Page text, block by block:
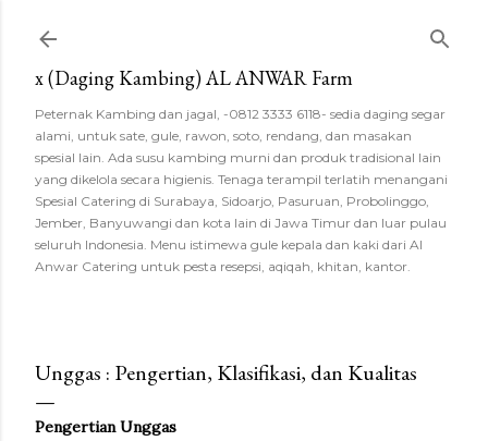
x (Daging Kambing) AL ANWAR Farm
Peternak Kambing dan jagal, -0812 3333 6118- sedia daging segar
alami, untuk sate, gule, rawon, soto, rendang, dan masakan
spesial lain. Ada susu kambing murni dan produk tradisional lain
yang dikelola secara higienis. Tenaga terampil terlatih menangani
Spesial Catering di Surabaya, Sidoarjo, Pasuruan, Probolinggo,
Jember, Banyuwangi dan kota lain di Jawa Timur dan luar pulau
seluruh Indonesia. Menu istimewa gule kepala dan kaki dari Al
Anwar Catering untuk pesta resepsi, aqiqah, khitan, kantor.
Unggas : Pengertian, Klasifikasi, dan Kualitas
Pengertian Unggas